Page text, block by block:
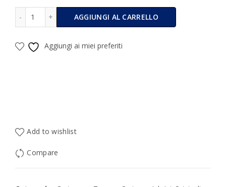
Cartuccia Canon PG 40 Nero/Black - Originale 0615B001
AGGIUNGI AL CARRELLO
Alternative:
Aggiungi ai miei preferiti
Add to wishlist
Compare